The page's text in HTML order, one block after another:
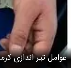
عوامل تیر اندازی